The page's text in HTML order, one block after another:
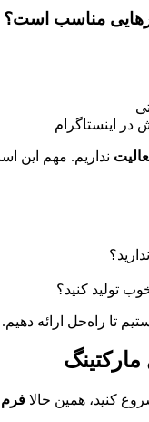
مناسب است؟
در اینستاگرام
نداریم. مهم این
ندارید؟
تولید کنید؟
تا راه‌حل ارائه دهیم.
مارکتینگ
کنید، همین حالا فرم